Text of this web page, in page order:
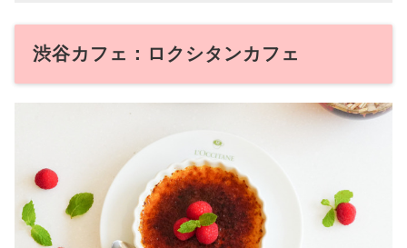
渋谷カフェ：ロクシタンカフェ